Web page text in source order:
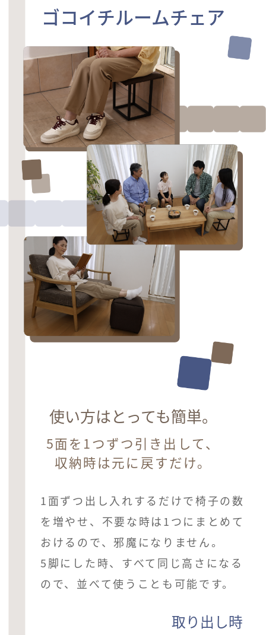
ゴコイチルームチェア
使い方はとっても簡単。
5面を1つずつ引き出して、
収納時は元に戻すだけ。
1面ずつ出し入れするだけで椅子の数
を増やせ、不要な時は1つにまとめて
おけるので、邪魔になりません。
5脚にした時、すべて同じ高さになる
ので、並べて使うことも可能です。
取り出し時